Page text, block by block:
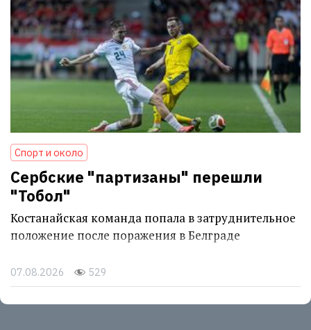
Спорт и около
Сербские "партизаны" перешли
"Тобол"
Костанайская команда попала в затруднительное
положение после поражения в Белграде
07.08.2026 529